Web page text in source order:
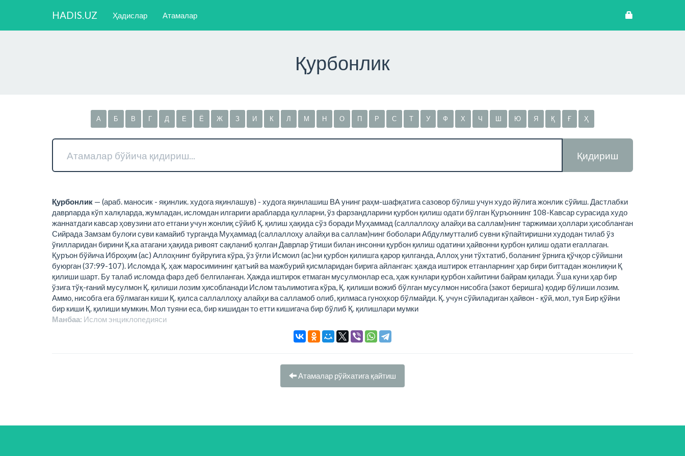
HADIS.UZ Ҳадислар Атамалар
Қурбонлик
А Б В Г Д Е Ё Ж З И К Л М Н О П Р С Т У Ф Х Ч Ш Ю Я Қ Ғ Ҳ
Қидириш
Қурбонлик — (араб. маносик - яқинлик. худога яқинлашув) - худога яқинлашиш ВА унинг раҳм-шафқатига сазовор бўлиш учун худо йўлига жонлик сўйиш. Дастлабки
даврларда кўп халқларда, жумладан, исломдан илгариги арабларда қулларни, ўз фарзандларини қурбон қилиш одати бўлган Қуръоннинг 108-Кавсар сурасида худо
жаннатдаги кавсар ҳовузини ато етгани учун жонлиқ сўйиб Қ. қилиш ҳақида сўз боради Муҳаммад (саллаллоҳу алайҳи ва саллам)нинг таржимаи ҳоллари ҳисобланган
Сийрада Замзам булоғи суви камайиб турганда Муҳаммад (саллаллоҳу алайҳи ва саллам)нинг боболари Абдулмутталиб сувни кўпайтиришни худодан тилаб ўз
ўғилларидан бирини Қ.ка атагани ҳақида ривоят сақланиб қолган Даврлар ўтиши билан инсонни қурбон қилиш одатини ҳайвонни қурбон қилиш одати егаллаган.
Қуръон бўйича Иброҳим (ас) Аллоҳнинг буйруғига кўра, ўз ўғли Исмоил (ас)ни қурбон қилишга қарор қилганда, Аллоҳ уни тўхтатиб, боланинг ўрнига қўчқор сўйишни
буюрган (37:99-107). Исломда Қ. ҳаж маросимининг қатъий ва мажбурий қисмларидан бирига айланган: ҳажда иштирок етганларнинг ҳар бири биттадан жонлиқни Қ
қилиши шарт. Бу талаб исломда фарз деб белгиланган. Ҳажда иштирок етмаган мусулмонлар еса, ҳаж кунлари қурбон хайитини байрам қилади. Ўша куни ҳар бир
ўзига тўқ-ғаний мусулмон Қ. қилиши лозим ҳисобланади Ислом таълимотига кўра, Қ. қилиши вожиб бўлган мусулмон нисобга (закот беришга) қодир бўлиши лозим.
Аммо, нисобга ега бўлмаган киши Қ. қилса саллаллоҳу алайҳи ва салламоб олиб, қилмаса гуноҳкор бўлмайди. Қ. учун сўйиладиган ҳайвон - қўй, мол, туя Бир қўйни
бир киши Қ. қилиши мумкин. Мол туяни еса, бир кишидан то етти кишигача бир бўлиб Қ. қилишлари мумки
Манбаа: Ислом энциклопeдияси
Атамалар рўйхатига қайтиш